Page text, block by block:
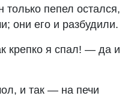
пепел остался,
они его и разбудили.
крепко я спал! — да и
и так — на печи